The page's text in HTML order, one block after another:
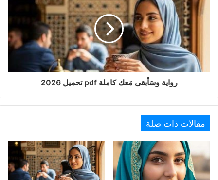
رواية وسَأبقى مَعك كاملة pdf تحميل 2026
مقالات ذات صلة